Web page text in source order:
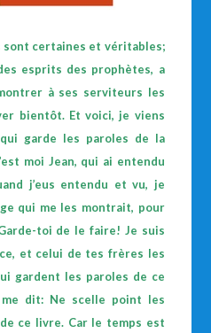
sont certaines et véritables;
esprits des prophètes, a
à ses serviteurs les
bientôt. Et voici, je viens
garde les paroles de la
moi Jean, qui ai entendu
j’eus entendu et vu, je
qui me les montrait, pour
toi de le faire! Je suis
et celui de tes frères les
gardent les paroles de ce
dit: Ne scelle point les
ce livre. Car le temps est